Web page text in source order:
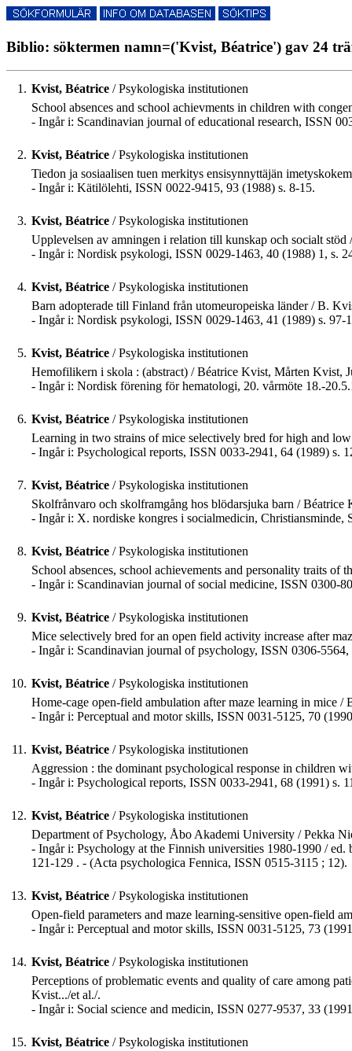
Biblio: söktermen namn=('Kvist, Béatrice') gav 24
1. Kvist, Béatrice / Psykologiska institutionen
School absences and school achievments in children with
- Ingår i: Scandinavian journal of educational research, ISSN
2. Kvist, Béatrice / Psykologiska institutionen
Tiedon ja sosiaalisen tuen merkitys ensisynnyttäjän
- Ingår i: Kätilölehti, ISSN 0022-9415, 93 (1988) s. 8-15.
3. Kvist, Béatrice / Psykologiska institutionen
Upplevelsen av amningen i relation till kunskap och socialt stöd
- Ingår i: Nordisk psykologi, ISSN 0029-1463, 40 (1988) 1, s.
4. Kvist, Béatrice / Psykologiska institutionen
Barn adopterade till Finland från utomeuropeiska länder / B.
- Ingår i: Nordisk psykologi, ISSN 0029-1463, 41 (1989) s. 97-
5. Kvist, Béatrice / Psykologiska institutionen
Hemofilikern i skola : (abstract) / Béatrice Kvist, Mårten Kvist,
- Ingår i: Nordisk förening för hematologi, 20. vårmöte 18.-
6. Kvist, Béatrice / Psykologiska institutionen
Learning in two strains of mice selectively bred for high and
- Ingår i: Psychological reports, ISSN 0033-2941, 64 (1989) s.
7. Kvist, Béatrice / Psykologiska institutionen
Skolfrånvaro och skolframgång hos blödarsjuka barn / Béatrice
- Ingår i: X. nordiske kongres i socialmedicin, Christiansminde,
8. Kvist, Béatrice / Psykologiska institutionen
School absences, school achievements and personality traits
- Ingår i: Scandinavian journal of social medicine, ISSN 0300-
9. Kvist, Béatrice / Psykologiska institutionen
Mice selectively bred for an open field activity increase after
- Ingår i: Scandinavian journal of psychology, ISSN 0306-
10. Kvist, Béatrice / Psykologiska institutionen
Home-cage open-field ambulation after maze learning in mice
- Ingår i: Perceptual and motor skills, ISSN 0031-5125, 70
11. Kvist, Béatrice / Psykologiska institutionen
Aggression : the dominant psychological response in children
- Ingår i: Psychological reports, ISSN 0033-2941, 68 (1991) s.
12. Kvist, Béatrice / Psykologiska institutionen
Department of Psychology, Åbo Akademi University / Pekka
- Ingår i: Psychology at the Finnish universities 1980-1990 /
121-129 . - (Acta psychologica Fennica, ISSN 0515-3115 ; 12).
13. Kvist, Béatrice / Psykologiska institutionen
Open-field parameters and maze learning-sensitive open-field
- Ingår i: Perceptual and motor skills, ISSN 0031-5125, 73
14. Kvist, Béatrice / Psykologiska institutionen
Perceptions of problematic events and quality of care among
Kvist.../et al./.
- Ingår i: Social science and medicin, ISSN 0277-9537, 33
15. Kvist, Béatrice / Psykologiska institutionen